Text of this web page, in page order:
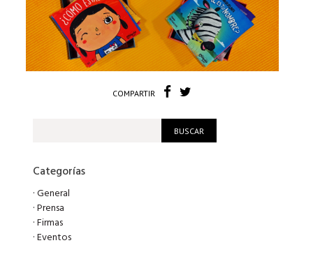
COMPARTIR
Categorías
·General
·Prensa
·Firmas
·Eventos